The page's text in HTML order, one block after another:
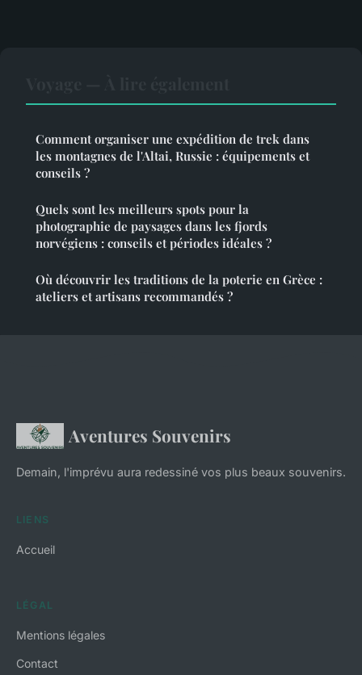
Comment organiser une expédition de trek dans
les montagnes de l'Altai, Russie : équipements et
conseils ?
Quels sont les meilleurs spots pour la
photographie de paysages dans les fjords
norvégiens : conseils et périodes idéales ?
Où découvrir les traditions de la poterie en Grèce :
ateliers et artisans recommandés ?
Aventures Souvenirs
Demain, l'imprévu aura redessiné vos plus beaux souvenirs.
LIENS
Accueil
LÉGAL
Mentions légales
Contact